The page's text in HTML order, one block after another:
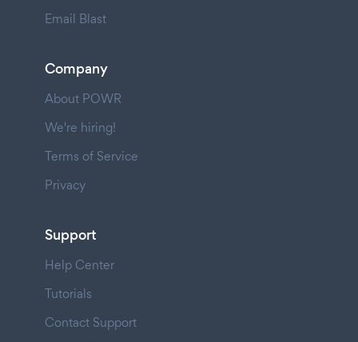
Email Blast
Company
About POWR
We're hiring!
Terms of Service
Privacy
Support
Help Center
Tutorials
Contact Support